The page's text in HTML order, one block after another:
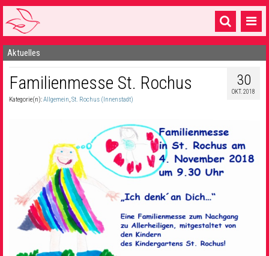
Startseite
1 Pfarrei
16 Gemeinden & mehr
Gottesdienste & Sinnsuche
Sakramente & Feste
Gemeinschaft & Soziales
Musik& Kultur
Seelsorge & Kontakt
Aktuelles
30
OKT. 2018
Familienmesse St. Rochus
Kategorie(n):Allgemein,St. Rochus (Innenstadt)